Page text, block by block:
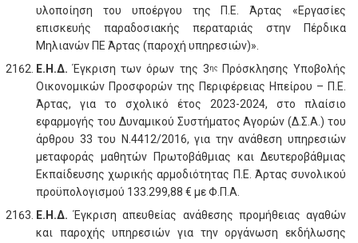
υλοποίηση του υποέργου της Π.Ε. Άρτας «Εργασίες
επισκευής παραδοσιακής περαταριάς στην Πέρδικα
Μηλιανών ΠΕ Άρτας (παροχή υπηρεσιών)».
Ε.Η.Δ.Έγκριση των όρων της 3 ηςΠρόσκλησης Υποβολής
Οικονομικών Προσφορών της Περιφέρειας Ηπείρου – Π.Ε.
Άρτας, για το σχολικό έτος 2023-2024, στο πλαίσιο
εφαρμογής του Δυναμικού Συστήματος Αγορών (Δ.Σ.Α.) του
άρθρου 33 του Ν.4412/2016, για την ανάθεση υπηρεσιών
μεταφοράς μαθητών Πρωτοβάθμιας και Δευτεροβάθμιας
Εκπαίδευσης χωρικής αρμοδιότητας Π.Ε. Άρτας συνολικού
προϋπολογισμού 133.299,88 € με Φ.Π.Α.
Ε.Η.Δ.Έγκριση απευθείας ανάθεσης προμήθειας αγαθών
και παροχής υπηρεσιών για την οργάνωση εκδήλωσης